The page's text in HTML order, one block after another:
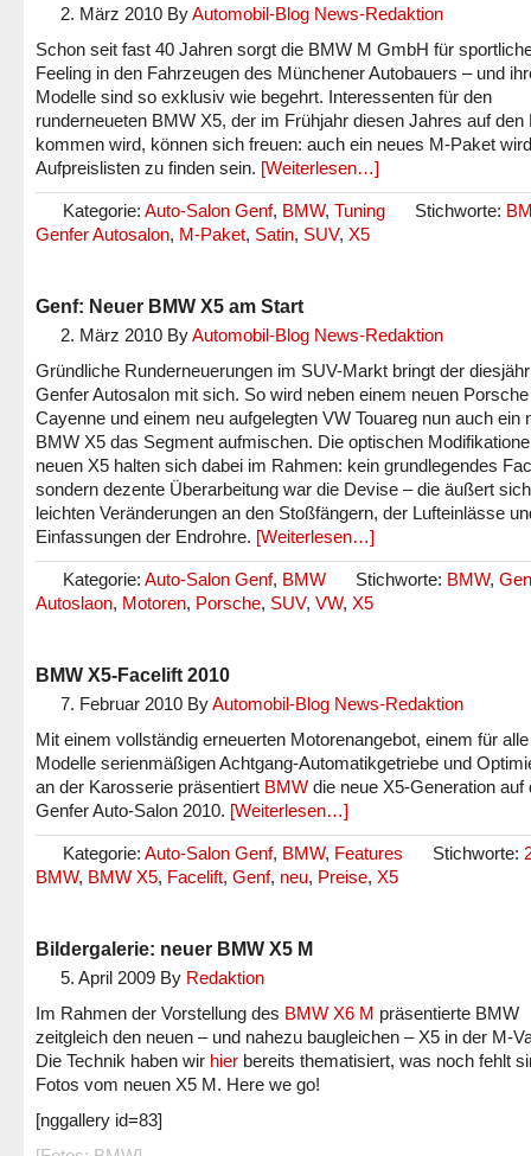
2. März 2010 ByAutomobil-Blog News-Redaktion
Schon seit fast 40 Jahren sorgt die BMW M GmbH für
Feeling in den Fahrzeugen des Münchener Autobauers – und
Modelle sind so exklusiv wie begehrt. Interessenten für den
runderneueten BMW X5, der im Frühjahr diesen Jahres auf den
kommen wird, können sich freuen: auch ein neues M-Paket
Aufpreislisten zu finden sein. [Weiterlesen…]
Kategorie: Auto-Salon Genf, BMW, Tuning Stichworte:
Genfer Autosalon, M-Paket, Satin, SUV, X5
Genf: Neuer BMW X5 am Start
2. März 2010 ByAutomobil-Blog News-Redaktion
Gründliche Runderneuerungen im SUV-Markt bringt der
Genfer Autosalon mit sich. So wird neben einem neuen Porsche
Cayenne und einem neu aufgelegten VW Touareg nun auch ein
BMW X5 das Segment aufmischen. Die optischen
neuen X5 halten sich dabei im Rahmen: kein grundlegendes
sondern dezente Überarbeitung war die Devise – die äußert
leichten Veränderungen an den Stoßfängern, der Lufteinlässe
Einfassungen der Endrohre. [Weiterlesen…]
Kategorie: Auto-Salon Genf, BMW Stichworte: BMW,
Autoslaon, Motoren, Porsche, SUV, VW, X5
BMW X5-Facelift 2010
7. Februar 2010 ByAutomobil-Blog News-Redaktion
Mit einem vollständig erneuerten Motorenangebot, einem für alle
Modelle serienmäßigen Achtgang-Automatikgetriebe und
an der Karosserie präsentiert BMW die neue X5-Generation auf
Genfer Auto-Salon 2010. [Weiterlesen…]
Kategorie: Auto-Salon Genf, BMW, Features Stichworte:
BMW, BMW X5, Facelift, Genf, neu, Preise, X5
Bildergalerie: neuer BMW X5 M
5. April 2009 By Redaktion
Im Rahmen der Vorstellung des BMW X6 M präsentierte BMW
zeitgleich den neuen – und nahezu baugleichen – X5 in der M-
Die Technik haben wir hier bereits thematisiert, was noch fehlt
Fotos vom neuen X5 M. Here we go!
[nggallery id=83]